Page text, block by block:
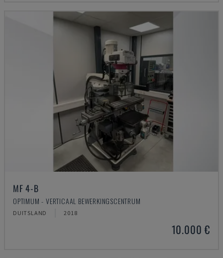
MF 4-B
OPTIMUM - VERTICAAL BEWERKINGSCENTRUM
DUITSLAND 2018
10.000 €